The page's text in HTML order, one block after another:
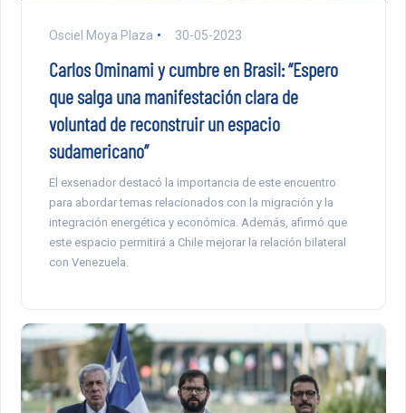
Osciel Moya Plaza 30-05-2023
Carlos Ominami y cumbre en Brasil: “Espero
que salga una manifestación clara de
voluntad de reconstruir un espacio
sudamericano”
El exsenador destacó la importancia de este encuentro
para abordar temas relacionados con la migración y la
integración energética y económica. Además, afirmó que
este espacio permitirá a Chile mejorar la relación bilateral
con Venezuela.